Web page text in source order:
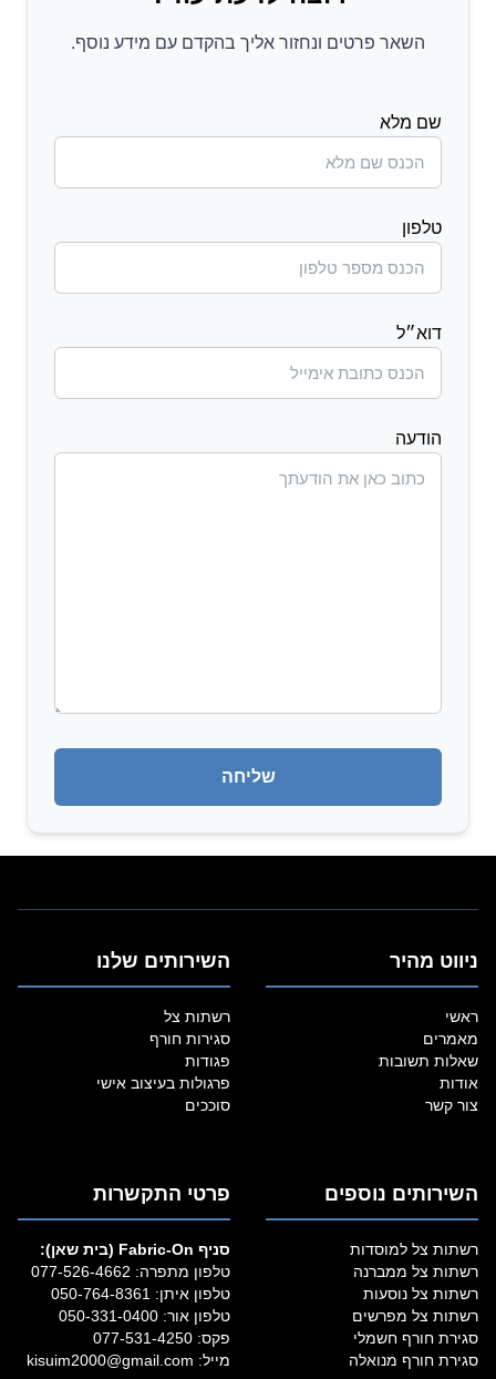
השאר פרטים ונחזור אליך בהקדם עם מידע נוסף.
שם מלא
טלפון
דוא״ל
הודעה
ניווט מהיר
ראשי
מאמרים
שאלות תשובות
אודות
צור קשר
השירותים שלנו
רשתות צל
סגירות חורף
פגודות
פרגולות בעיצוב אישי
סוככים
השירותים נוספים
רשתות צל למוסדות
רשתות צל ממברנה
רשתות צל נוסעות
רשתות צל מפרשים
סגירת חורף חשמלי
סגירת חורף מנואלה
פרטי התקשרות
סניף Fabric‑On (בית שאן):
טלפון מתפרה: 077-526-4662
טלפון איתן: 050-764-8361
טלפון אור: 050-331-0400
פקס: 077-531-4250
מייל: kisuim2000@gmail.com